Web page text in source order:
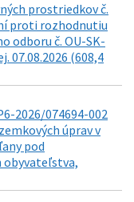
prostriedkov č.
proti rozhodnutiu
odboru č. OU-SK-
07.08.2026 (608,4
2026/074694-002
úprav v
pod
obyvateľstva,